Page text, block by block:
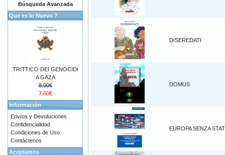
DISEREDATI
DOMUS
EUROPA SENZA
Búsqueda Avanzada
Que es lo Nuevo ?
TRITTICO DEI GENOCIDI
A GAZA
8.00€
7.60€
Información
Envíos y Devoluciones
Confidencialidad
Condiciones de Uso
Contáctenos
Aceptamos